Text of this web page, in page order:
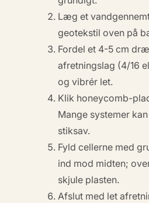
Læg et
geotekstil oven på
Fordel et 4-5 cm
afretningslag (4/16
og vibrér let.
Klik honeycomb-
Mange systemer
stiksav.
Fyld cellerne med
ind mod midten;
skjule plasten.
Afslut med let